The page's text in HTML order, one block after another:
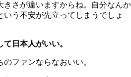
きさが違いますからね。自分なんか
う不安が先立ってしまうでしょ
日本人がいい。
ファンならなおいい。